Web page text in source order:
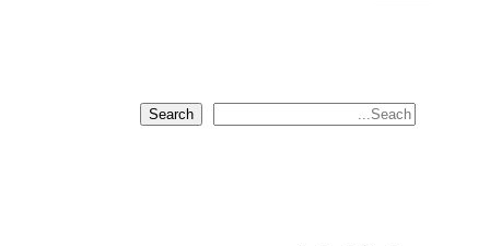
ס
י
S
Search